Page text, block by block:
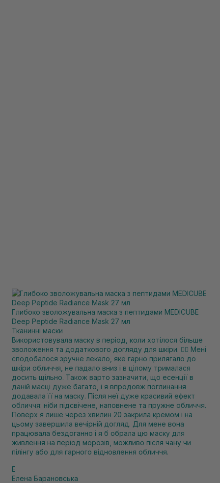
Глибоко зволожувальна маска з пептидами MEDICUBE
Deep Peptide Radiance Mask 27 мл
Тканинні маски
Використовувала маску в період, коли хотілося більше
зволоження та додаткового догляду для шкіри. ❤️‍🔥 Мені
сподобалося зручне лекало, яке гарно прилягало до
шкіри обличчя, не падало вниз і в цілому трималася
досить щільно. Також варто зазначити, що есенції в
даній масці дуже багато, і я впродовж поглинання
додавала її на маску. Після неї дуже красивий ефект
обличчя: ніби підсвічене, наповнене та пружне обличчя.
Поверх я лише через хвилин 20 закрила кремом і на
цьому завершила вечірній догляд. Для мене вона
працювала бездоганно і я б обрала цю маску для
живлення на період морозів, можливо після чану чи
пілінгу або для гарного відновлення обличчя.
Е
Елена Барановська